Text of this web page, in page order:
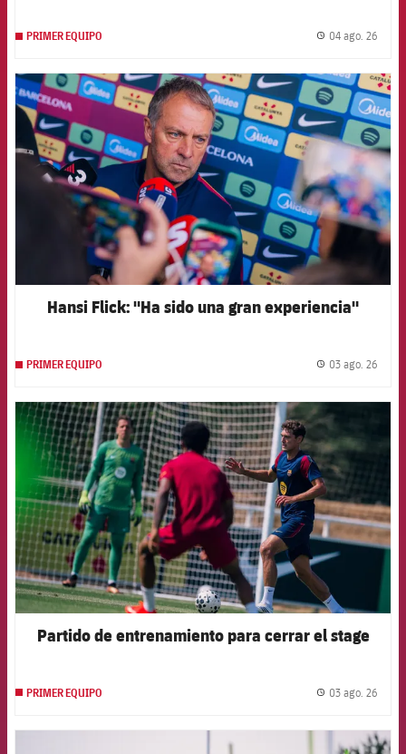
PRIMER EQUIPO 04 ago. 26
FCB Barcelona badge
Hansi Flick: "Ha sido una gran experiencia"
PRIMER EQUIPO 03 ago. 26
FCB Barcelona badge
Partido de entrenamiento para cerrar el stage
PRIMER EQUIPO 03 ago. 26